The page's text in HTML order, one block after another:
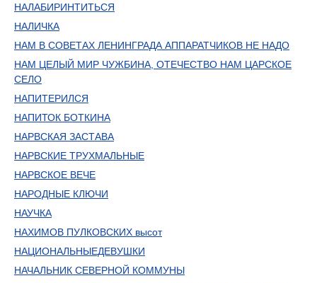
НАЛАБИРИНТИТЬСЯ
НАЛИЧКА
НАМ В СОВЕТАХ ЛЕНИНГРАДА АППАРАТЧИКОВ НЕ НАДО
НАМ ЦЕЛЫЙ МИР ЧУЖБИНА, ОТЕЧЕСТВО НАМ ЦАРСКОЕ
СЕЛО
НАПИТЕРИЛСЯ
НАПИТОК БОТКИНА
НАРВСКАЯ ЗАСТАВА
НАРВСКИЕ ТРУХМАЛЬНЫЕ
НАРВСКОЕ ВЕЧЕ
НАРОДНЫЕ КЛЮЧИ
НАУЧКА
НАХИМОВ ПУЛКОВСКИХ высот
НАЦИОНАЛЬНЫЕДЕВУШКИ
НАЧАЛЬНИК СЕВЕРНОЙ КОММУНЫ